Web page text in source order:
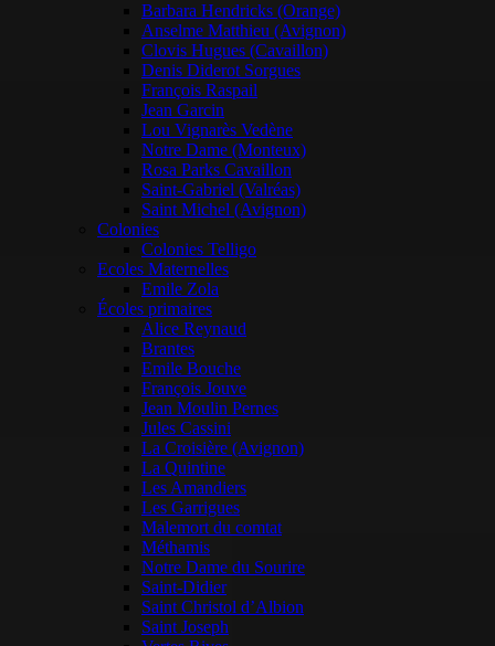
Barbara Hendricks (Orange)
Anselme Matthieu (Avignon)
Clovis Hugues (Cavaillon)
Denis Diderot Sorgues
François Raspail
Jean Garcin
Lou Vignarès Vedène
Notre Dame (Monteux)
Rosa Parks Cavaillon
Saint-Gabriel (Valréas)
Saint Michel (Avignon)
Colonies
Colonies Telligo
Ecoles Maternelles
Emile Zola
Écoles primaires
Alice Reynaud
Brantes
Emile Bouche
François Jouve
Jean Moulin Pernes
Jules Cassini
La Croisière (Avignon)
La Quintine
Les Amandiers
Les Garrigues
Malemort du comtat
Méthamis
Notre Dame du Sourire
Saint-Didier
Saint Christol d’Albion
Saint Joseph